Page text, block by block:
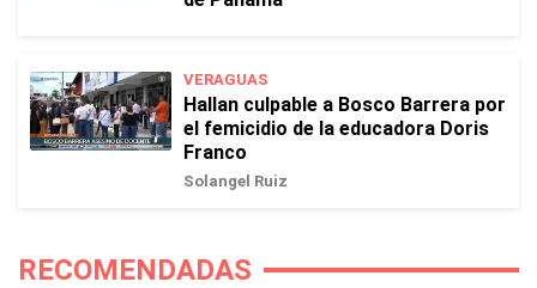
VERAGUAS
Hallan culpable a Bosco Barrera por
el femicidio de la educadora Doris
Franco
Solangel Ruiz
RECOMENDADAS